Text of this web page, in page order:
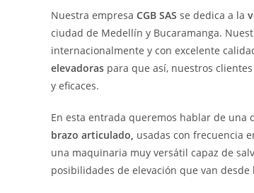
Nuestra empresa CGB SAS se dedica a la
ciudad de Medellín y Bucaramanga.
internacionalmente y con excelente
elevadoras para que así, nuestros
y eficaces.
En esta entrada queremos hablar de una
brazo articulado, usadas con frecuencia
una maquinaria muy versátil capaz de
posibilidades de elevación que van desde